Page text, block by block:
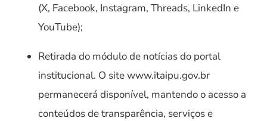
(X, Facebook, Instagram, Threads, LinkedIn e
YouTube);
Retirada do módulo de notícias do portal
institucional. O site www.itaipu.gov.br
permanecerá disponível, mantendo o acesso a
conteúdos de transparência, serviços e